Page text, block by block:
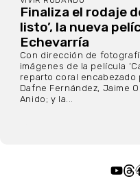
Finaliza el rodaje
listo’, la nueva
Echevarría
Con dirección de
imágenes de la película
reparto coral encabezado
Dafne Fernández, Jaime
Anido; y la...